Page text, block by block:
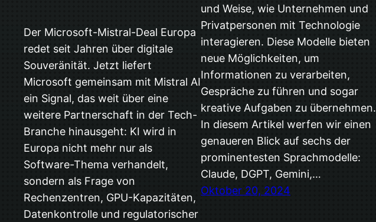
Der Microsoft-Mistral-Deal Europa
redet seit Jahren über digitale
Souveränität. Jetzt liefert
Microsoft gemeinsam mit Mistral AI
ein Signal, das weit über eine
weitere Partnerschaft in der Tech-
Branche hinausgeht: KI wird in
Europa nicht mehr nur als
Software-Thema verhandelt,
sondern als Frage von
Rechenzentren, GPU-Kapazitäten,
Datenkontrolle und regulatorischer
und Weise, wie Unternehmen und
Privatpersonen mit Technologie
interagieren. Diese Modelle bieten
neue Möglichkeiten, um
Informationen zu verarbeiten,
Gespräche zu führen und sogar
kreative Aufgaben zu übernehmen.
In diesem Artikel werfen wir einen
genaueren Blick auf sechs der
prominentesten Sprachmodelle:
Claude, DGPT, Gemini,…
Oktober 20, 2024